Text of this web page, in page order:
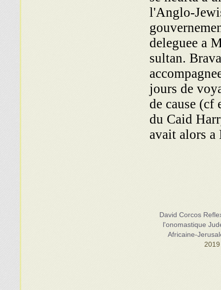
l'Anglo-
deleguee a
sultan.
jours de
de cause (cf
du Caid
avait alors
David Corcos
l'onomastique
Africaine-